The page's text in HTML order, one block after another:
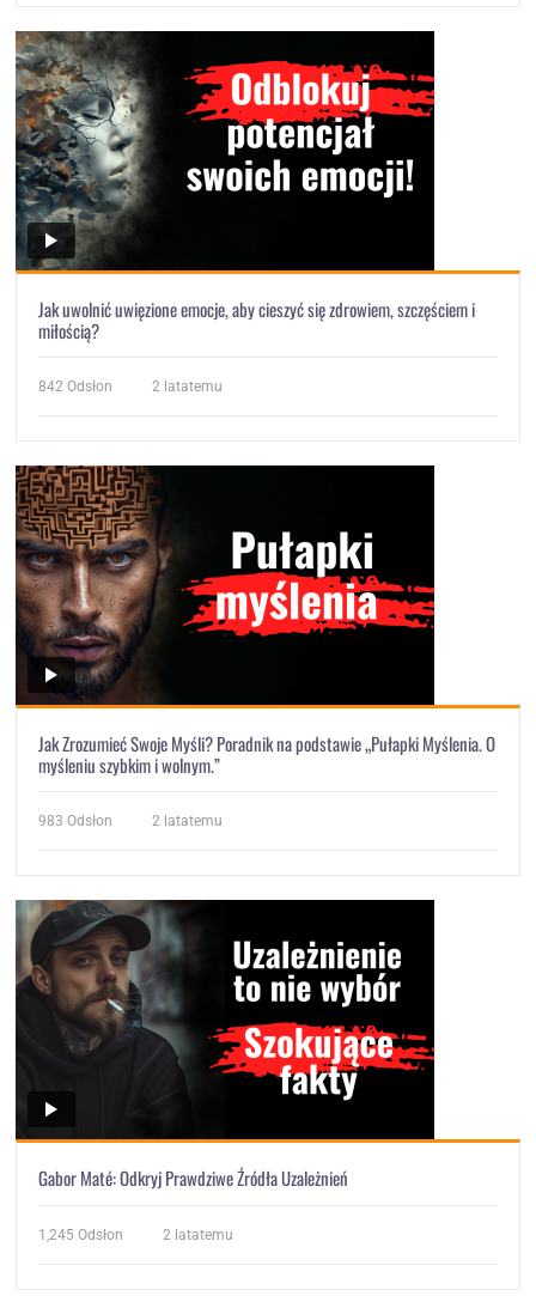
Jak uwolnić uwięzione emocje, aby cieszyć się zdrowiem, szczęściem i
miłością?
842 Odsłon 2 latatemu
Jak Zrozumieć Swoje Myśli? Poradnik na podstawie „Pułapki Myślenia. O
myśleniu szybkim i wolnym.”
983 Odsłon 2 latatemu
Gabor Maté: Odkryj Prawdziwe Źródła Uzależnień
1,245 Odsłon 2 latatemu